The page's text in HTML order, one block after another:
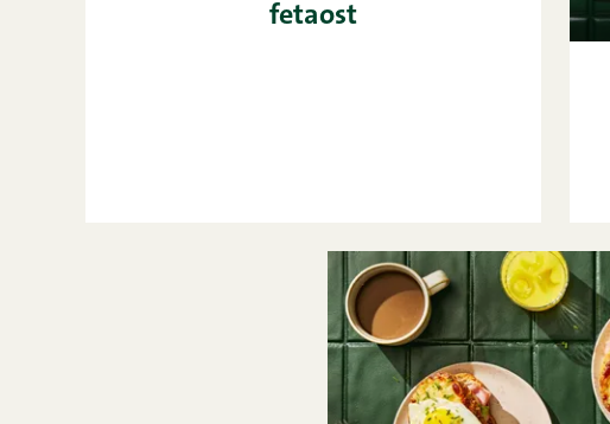
fetaost